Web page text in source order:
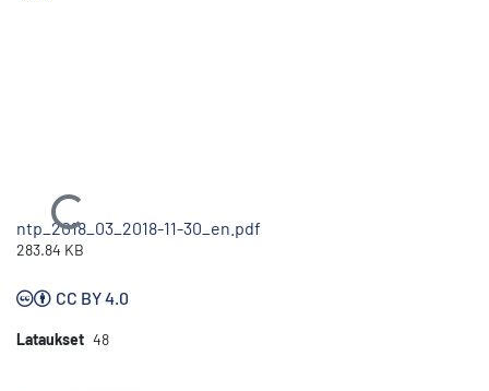
Ladataan...
ntp_2018_03_2018-11-30_en.pdf
283.84 KB
CC BY 4.0
Lataukset 48